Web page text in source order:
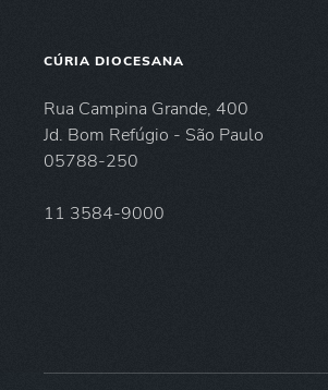
CÚRIA DIOCESANA
Rua Campina Grande, 400
Jd. Bom Refúgio - São Paulo
05788-250
11 3584-9000